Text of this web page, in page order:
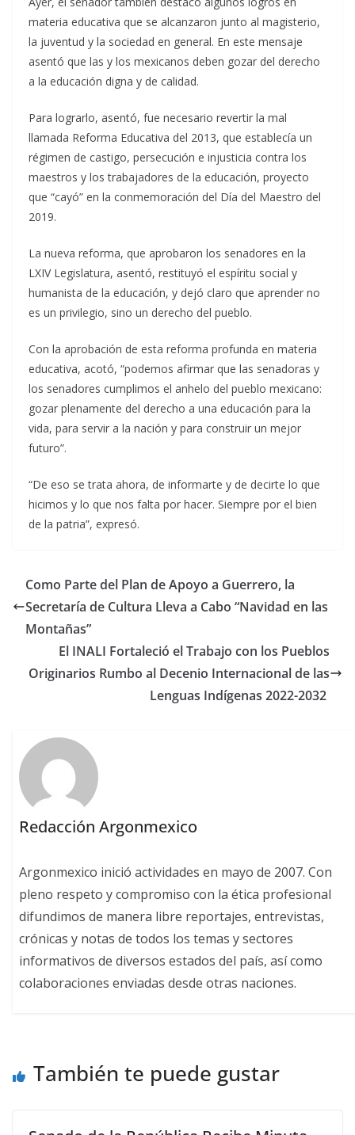
materia educativa que se alcanzaron junto al magisterio,
la juventud y la sociedad en general. En este mensaje
asentó que las y los mexicanos deben gozar del derecho
a la educación digna y de calidad.
Para lograrlo, asentó, fue necesario revertir la mal
llamada Reforma Educativa del 2013, que establecía un
régimen de castigo, persecución e injusticia contra los
maestros y los trabajadores de la educación, proyecto
que “cayó” en la conmemoración del Día del Maestro del
2019.
La nueva reforma, que aprobaron los senadores en la
LXIV Legislatura, asentó, restituyó el espíritu social y
humanista de la educación, y dejó claro que aprender no
es un privilegio, sino un derecho del pueblo.
Con la aprobación de esta reforma profunda en materia
educativa, acotó, “podemos afirmar que las senadoras y
los senadores cumplimos el anhelo del pueblo mexicano:
gozar plenamente del derecho a una educación para la
vida, para servir a la nación y para construir un mejor
futuro”.
“De eso se trata ahora, de informarte y de decirte lo que
hicimos y lo que nos falta por hacer. Siempre por el bien
de la patria”, expresó.
Como Parte del Plan de Apoyo a Guerrero, la
Secretaría de Cultura Lleva a Cabo “Navidad en las
Montañas”
El INALI Fortaleció el Trabajo con los Pueblos
Originarios Rumbo al Decenio Internacional de las
Lenguas Indígenas 2022-2032
Redacción Argonmexico
Argonmexico inició actividades en mayo de 2007. Con
pleno respeto y compromiso con la ética profesional
difundimos de manera libre reportajes, entrevistas,
crónicas y notas de todos los temas y sectores
informativos de diversos estados del país, así como
colaboraciones enviadas desde otras naciones.
También te puede gustar